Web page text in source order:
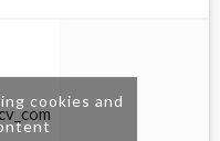
cookies and